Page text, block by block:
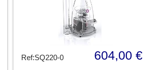
Ref:SQ220-0 604,00 €